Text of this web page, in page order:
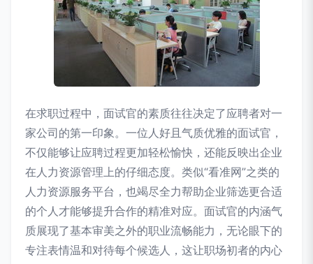
在求职过程中，面试官的素质往往决定了应聘者对一
家公司的第一印象。一位人好且气质优雅的面试官，
不仅能够让应聘过程更加轻松愉快，还能反映出企业
在人力资源管理上的仔细态度。类似“看准网”之类的
人力资源服务平台，也竭尽全力帮助企业筛选更合适
的个人才能够提升合作的精准对应。面试官的内涵气
质展现了基本审美之外的职业流畅能力，无论眼下的
专注表情温和对待每个候选人，这让职场初者的内心